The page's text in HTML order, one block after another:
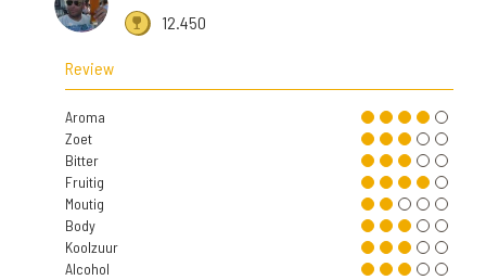
12.450
Review
Aroma
Zoet
Bitter
Fruitig
Moutig
Body
Koolzuur
Alcohol